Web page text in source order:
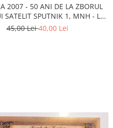
2007 - 50 ANI DE LA ZBORUL
SATELIT SPUTNIK 1, MNH - LP
Spatiu, Nestampilat
45,00 Lei40,00 Lei